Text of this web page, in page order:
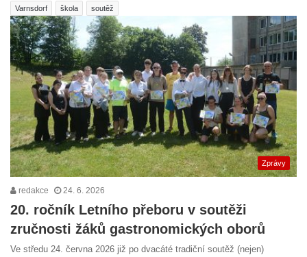
Varnsdorf škola soutěž
Zprávy
redakce 24. 6. 2026
20. ročník Letního přeboru v soutěži
zručnosti žáků gastronomických oborů
Ve středu 24. června 2026 již po dvacáté tradiční soutěž (nejen)